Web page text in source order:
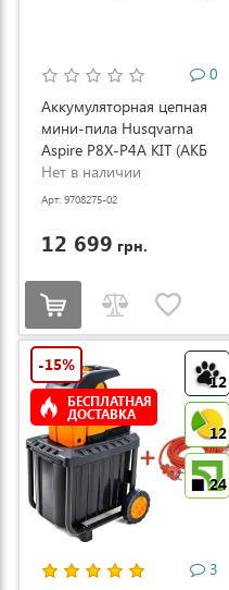
0
Аккумуляторная цепная
мини-пила Husqvarna
Aspire P8X-P4A KIT (АКБ
и ЗУ) (9708275-02)
Нет в наличии
Арт: 9708275-02
12 699 грн.
12
12
24
-15%
БЕСПЛАТНАЯ
ДОСТАВКА
3